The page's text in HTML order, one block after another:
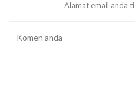
Alamat email anda